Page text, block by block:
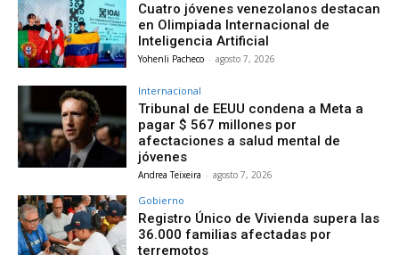
Cuatro jóvenes venezolanos destacan
en Olimpiada Internacional de
Inteligencia Artificial
Yohenli Pacheco - agosto 7, 2026
Internacional
Tribunal de EEUU condena a Meta a
pagar $ 567 millones por
afectaciones a salud mental de
jóvenes
Andrea Teixeira - agosto 7, 2026
Gobierno
Registro Único de Vivienda supera las
36.000 familias afectadas por
terremotos